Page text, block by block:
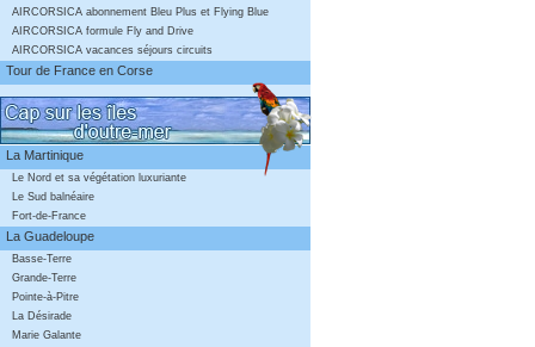
AIRCORSICA abonnement Bleu Plus et Flying Blue
AIRCORSICA formule Fly and Drive
AIRCORSICA vacances séjours circuits
Tour de France en Corse
La Martinique
Le Nord et sa végétation luxuriante
Le Sud balnéaire
Fort-de-France
La Guadeloupe
Basse-Terre
Grande-Terre
Pointe-à-Pitre
La Désirade
Marie Galante